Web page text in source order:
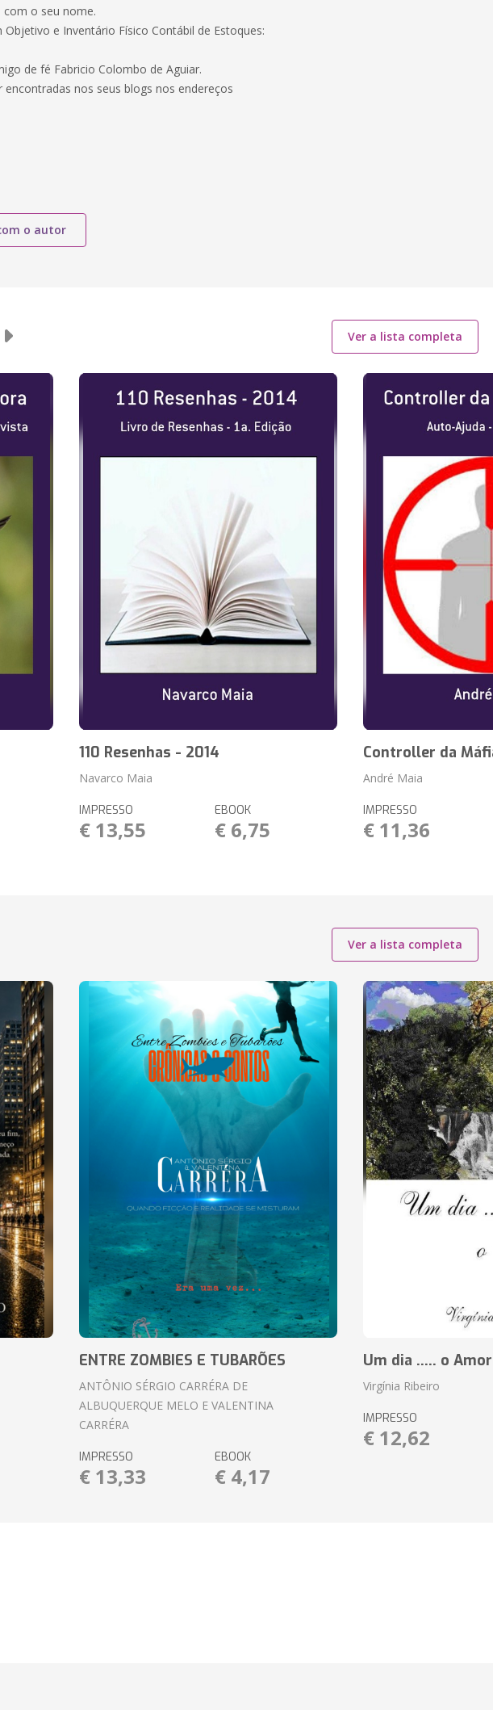
com o seu nome.
e Inventário Físico Contábil de Estoques:
de fé Fabricio Colombo de Aguiar.
nos seus blogs nos endereços
o autor
Ver a lista completa
110 Resenhas - 2014
Navarco Maia
IMPRESSO
€ 13,55
EBOOK
€ 6,75
Controller da
André Maia
IMPRESSO
€ 11,36
Ver a lista completa
ENTRE ZOMBIES E TUBARÕES
ANTÔNIO SÉRGIO CARRÉRA DE
ALBUQUERQUE MELO E VALENTINA
CARRÉRA
IMPRESSO
€ 13,33
EBOOK
€ 4,17
Um dia ..... o Amor
Virgínia Ribeiro
IMPRESSO
€ 12,62